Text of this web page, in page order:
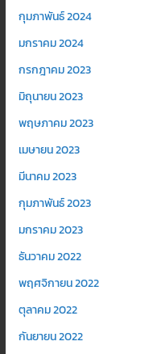
กุมภาพันธ์ 2024
มกราคม 2024
กรกฎาคม 2023
มิถุนายน 2023
พฤษภาคม 2023
เมษายน 2023
มีนาคม 2023
กุมภาพันธ์ 2023
มกราคม 2023
ธันวาคม 2022
พฤศจิกายน 2022
ตุลาคม 2022
กันยายน 2022